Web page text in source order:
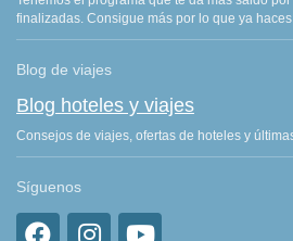
finalizadas. Consigue más por lo que ya
Blog de viajes
Blog hoteles y viajes
Consejos de viajes, ofertas de hoteles y
Síguenos